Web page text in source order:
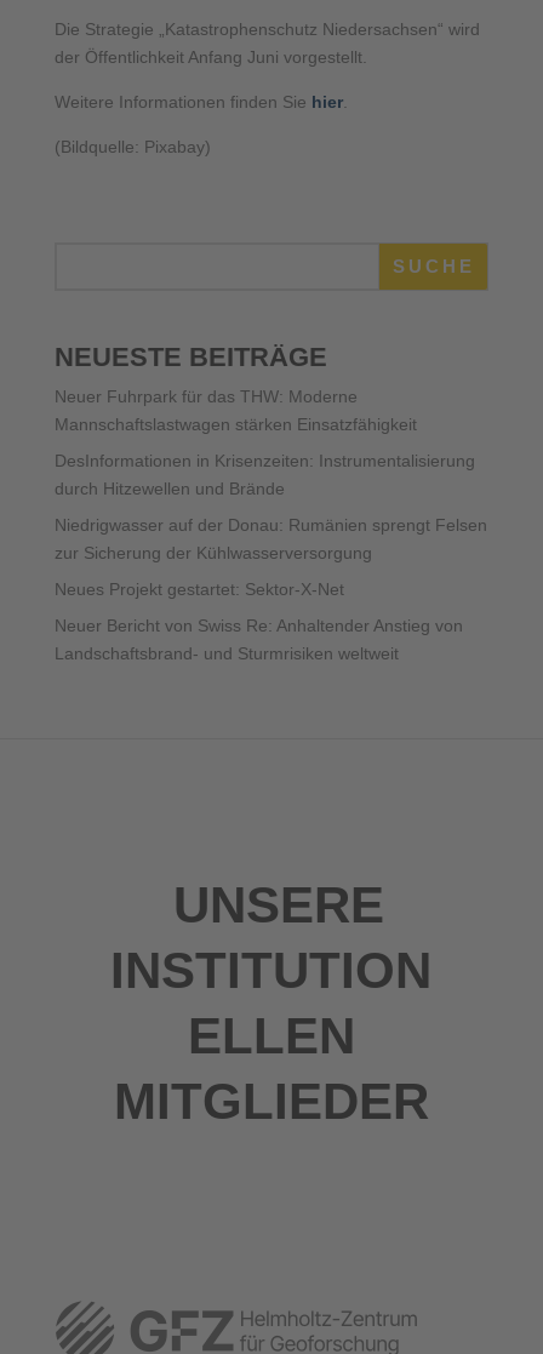
Die Strategie „Katastrophenschutz Niedersachsen“ wird
der Öffentlichkeit Anfang Juni vorgestellt.
Weitere Informationen finden Sie hier.
(Bildquelle: Pixabay)
SUCHE
NEUESTE BEITRÄGE
Neuer Fuhrpark für das THW: Moderne
Mannschaftslastwagen stärken Einsatzfähigkeit
DesInformationen in Krisenzeiten: Instrumentalisierung
durch Hitzewellen und Brände
Niedrigwasser auf der Donau: Rumänien sprengt Felsen
zur Sicherung der Kühlwasserversorgung
Neues Projekt gestartet: Sektor-X-Net
Neuer Bericht von Swiss Re: Anhaltender Anstieg von
Landschaftsbrand- und Sturmrisiken weltweit
UNSERE
INSTITUTION
ELLEN
MITGLIEDER